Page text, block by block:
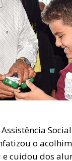
o
e cuidou dos